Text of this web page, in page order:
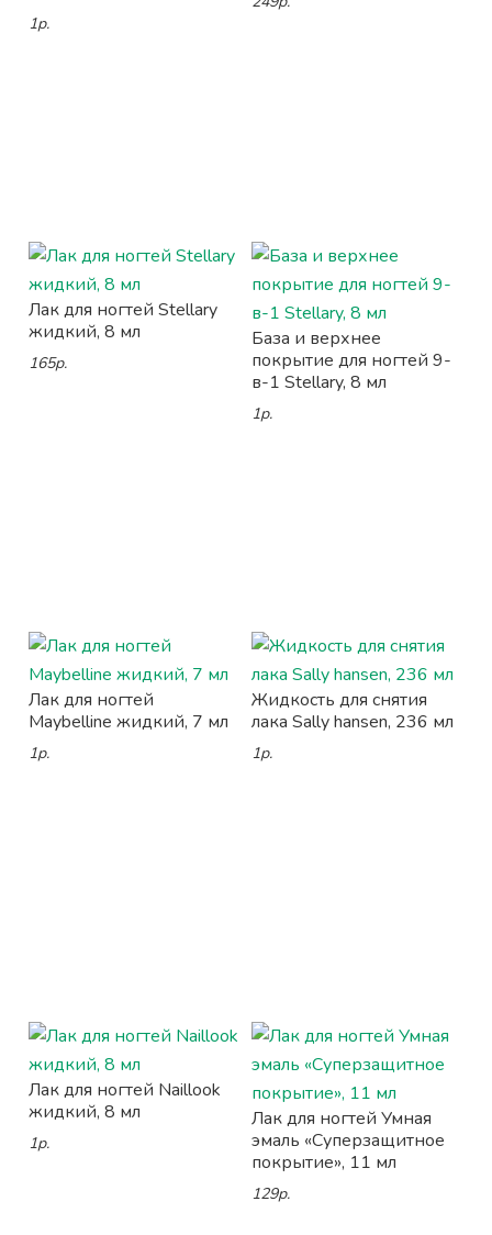
1р.
Лак для ногтей Stellary
жидкий, 8 мл
165р.
База и верхнее
покрытие для ногтей 9-
в-1 Stellary, 8 мл
1р.
Лак для ногтей
Maybelline жидкий, 7 мл
1р.
Жидкость для снятия
лака Sally hansen, 236 мл
1р.
Лак для ногтей Naillook
жидкий, 8 мл
1р.
Лак для ногтей Умная
эмаль «Суперзащитное
покрытие», 11 мл
129р.